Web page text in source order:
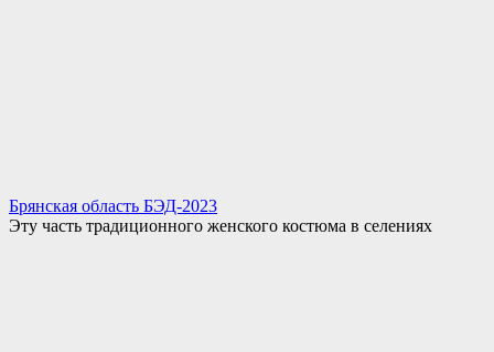
Брянская область БЭД-2023
Эту часть традиционного женского костюма в селениях